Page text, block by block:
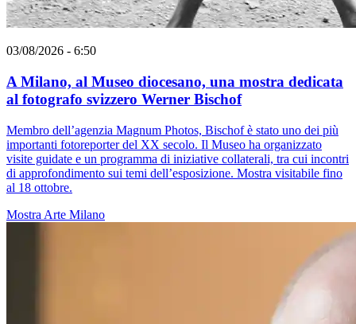
03/08/2026 - 6:50
A Milano, al Museo diocesano, una mostra dedicata
al fotografo svizzero Werner Bischof
Membro dell’agenzia Magnum Photos, Bischof è stato uno dei più
importanti fotoreporter del XX secolo. Il Museo ha organizzato
visite guidate e un programma di iniziative collaterali, tra cui incontri
di approfondimento sui temi dell’esposizione. Mostra visitabile fino
al 18 ottobre.
Mostra Arte Milano